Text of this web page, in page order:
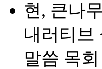
현, 큰나
내러티브
말씀 목